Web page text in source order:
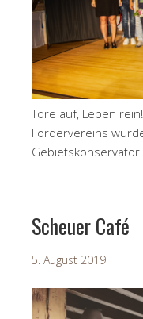
Tore auf, Leben
Fördervereins
Scheuer Café
5. August 2019